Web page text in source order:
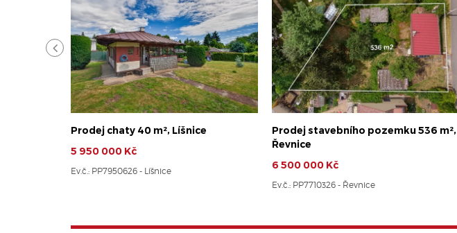
Prodej chaty 40 m², Líšnice
5 950 000 Kč
Ev.č.: PP7950626 - Líšnice
Prodej stavebního pozemku 536 m²,
Řevnice
6 500 000 Kč
Ev.č.: PP7710326 - Řevnice